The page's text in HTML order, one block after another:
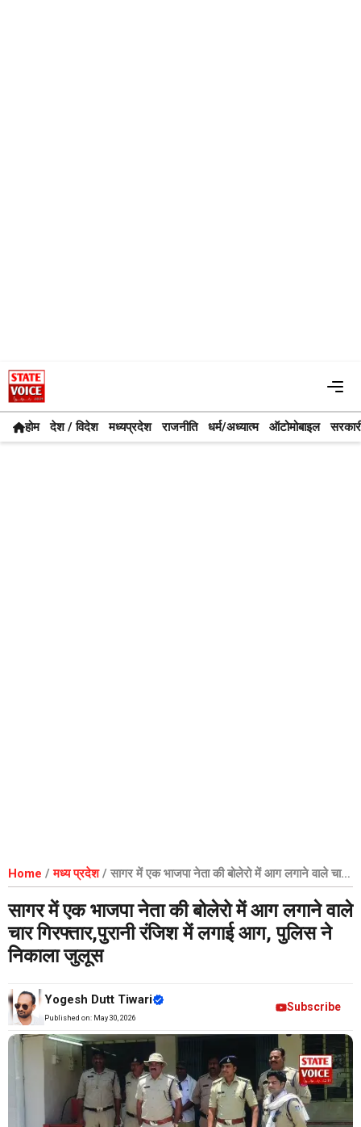
Skip
to
content
होम देश / विदेश मध्यप्रदेश राजनीति धर्म/अध्यात्म ऑटोमोबाइल
Home /मध्य प्रदेश/ सागर में एक भाजपा नेता की बोलेरो में आग लगाने वाले चार
गिरफ्तार,पुरानी रंजिश में लगाई आग, पुलिस ने निकाला जुलूस
सागर में एक भाजपा नेता की बोलेरो में आग लगाने वाले
चार गिरफ्तार,पुरानी रंजिश में लगाई आग, पुलिस ने
निकाला जुलूस
Yogesh Dutt Tiwari
Published on: May 30, 2026
Subscribe